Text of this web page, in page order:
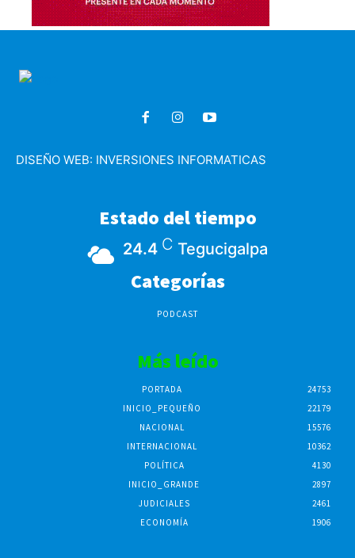
DISEÑO WEB: INVERSIONES INFORMATICAS
Estado del tiempo
24.4 C Tegucigalpa
Categorías
PODCAST
Más leído
PORTADA
24753
INICIO_PEQUEÑO
22179
NACIONAL
15576
INTERNACIONAL
10362
POLÍTICA
4130
INICIO_GRANDE
2897
JUDICIALES
2461
ECONOMÍA
1906